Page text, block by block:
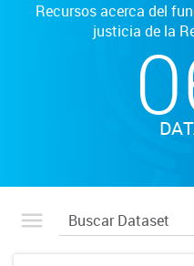
Recursos acerca del
justicia de la